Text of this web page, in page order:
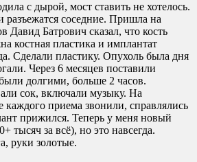
с дырой, мост ставить не хотелось.
разъежатся соседние. Пришла на
Давид Батрович сказал, что кость
костная пластика и имплантат
Сделали пластику. Опухоль была дня
Через 6 месяцев поставили
долгими, больше 2 часов.
сок, включали музыку. На
приема звонили, справлялись
прижился. Теперь у меня новый
тысяч за всё), но это навсегда.
руки золотые.